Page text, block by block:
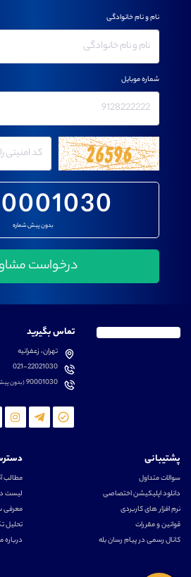
بدون پیش شماره
نام و نام خانوادگی
شماره موبایل
تماس بگیرید
تهران، زعفرانیه
021-22021030
90001030(بدون
پشتیبانی
سوالات متداول
دانلود اپلیکیشن اختصاصی
نرم افزار های کاربردی
قوانین و مقررات
کانال رسمی در پیام رسان بله
مطالب
لیست
معرفی
تحلیل
درباره